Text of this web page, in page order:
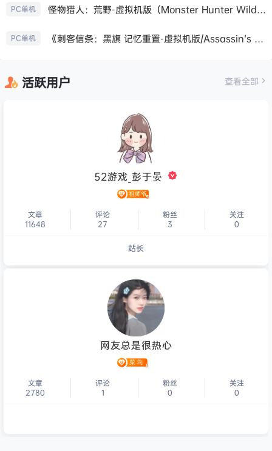
PC单机 怪物猎人：荒野-虚拟机版（Monster Hunter Wilds HYPERVISOR）免安装中文版
PC单机 《刺客信条：黑旗 记忆重置-虚拟机版/Assassin’s Creed Black Flag Resynced HYPERVISOR》免安装中文版
活跃用户 查看全部
52游戏_彭于晏
文章
11648
评论
27
粉丝
3
关注
0
站长
个人主页
网友总是很热心
文章
2780
评论
1
粉丝
0
关注
0